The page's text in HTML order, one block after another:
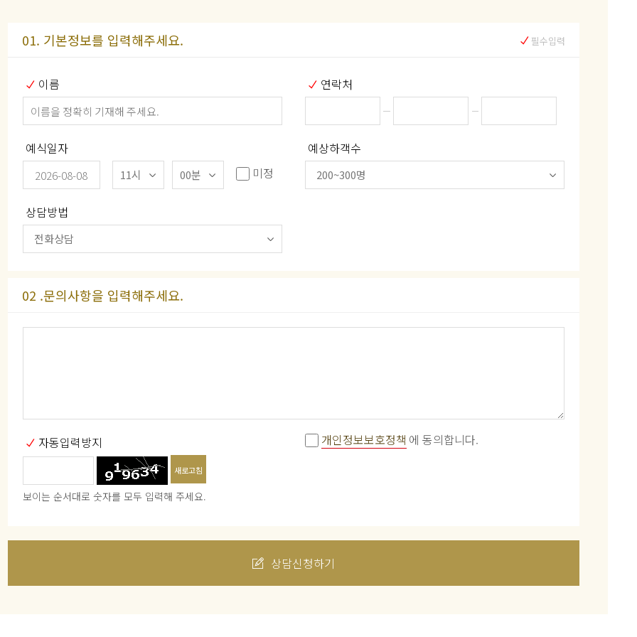
01. 기본정보를 입력해주세요. 필수입력
이름 연락처
예식일자
미정
예상하객수
상담방법
02 .문의사항을 입력해주세요.
자동입력방지
새로고침
보이는 순서대로 숫자를 모두 입력해 주세요.
개인정보보호정책 에 동의합니다.
상담신청하기